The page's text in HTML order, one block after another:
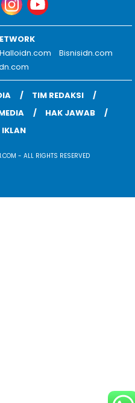
Halloidn.com
Bisnisidn.com
TIM REDAKSI
HAK JAWAB
- ALL RIGHTS RESERVED